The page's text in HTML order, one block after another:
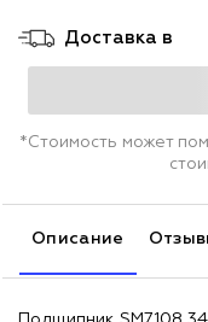
Доставка в
*Стоимость может
Описание